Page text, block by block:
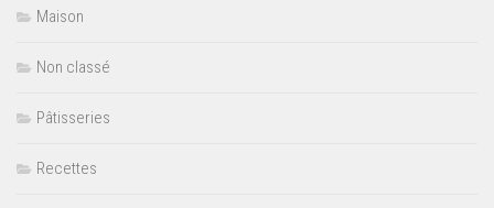
Maison
Non classé
Pâtisseries
Recettes